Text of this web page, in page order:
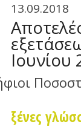
13.09.2018
Ιουνίου
ξένες